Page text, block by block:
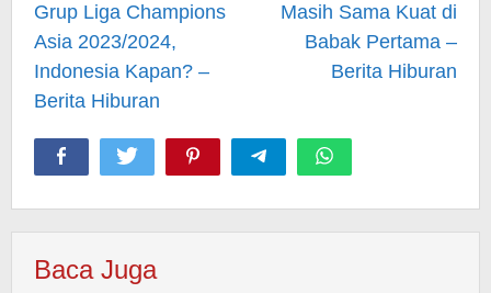
Grup Liga Champions
Asia 2023/2024,
Indonesia Kapan? –
Berita Hiburan
Masih Sama Kuat di
Babak Pertama –
Berita Hiburan
Baca Juga